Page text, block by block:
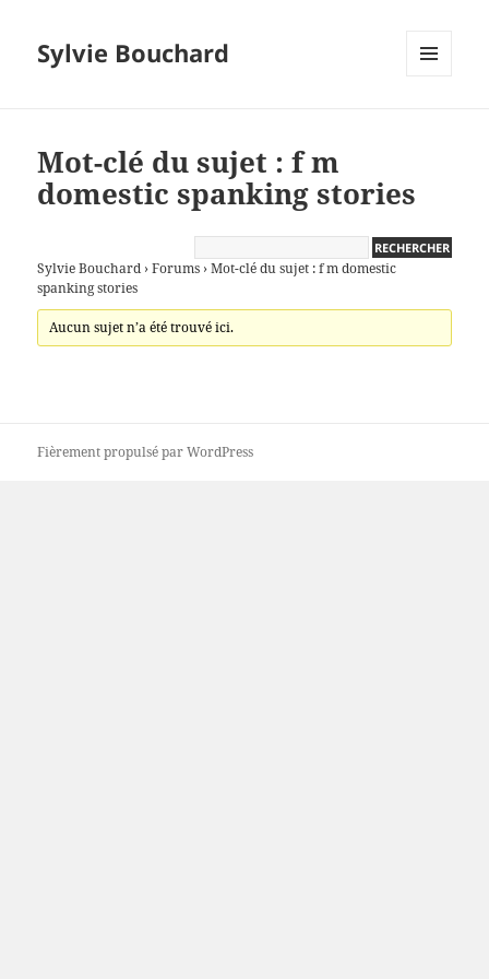
Sylvie Bouchard
Mot-clé du sujet : f m
domestic spanking stories
Sylvie Bouchard › Forums › Mot-clé du sujet : f m domestic
spanking stories
Aucun sujet n’a été trouvé ici.
Fièrement propulsé par WordPress